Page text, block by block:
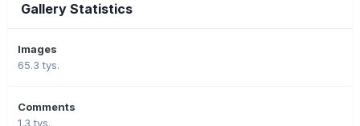
Gallery Statistics
Images
65.3 tys.
Comments
1.3 tys.